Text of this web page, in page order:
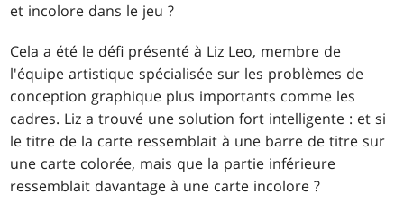
et incolore dans le jeu ?
Cela a été le défi présenté à Liz Leo, membre de
l'équipe artistique spécialisée sur les problèmes de
conception graphique plus importants comme les
cadres. Liz a trouvé une solution fort intelligente : et si
le titre de la carte ressemblait à une barre de titre sur
une carte colorée, mais que la partie inférieure
ressemblait davantage à une carte incolore ?